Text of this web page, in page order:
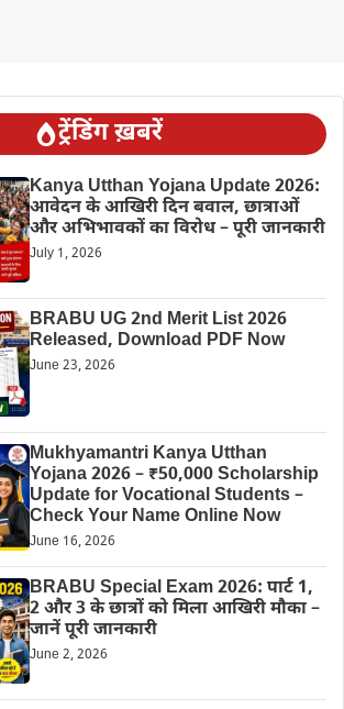
ट्रेंडिंग ख़बरें
Kanya Utthan Yojana Update 2026:
आवेदन के आखिरी दिन बवाल, छात्राओं
और अभिभावकों का विरोध – पूरी जानकारी
July 1, 2026
BRABU UG 2nd Merit List 2026
Released, Download PDF Now
June 23, 2026
Mukhyamantri Kanya Utthan
Yojana 2026 – ₹50,000 Scholarship
Update for Vocational Students –
Check Your Name Online Now
June 16, 2026
BRABU Special Exam 2026: पार्ट 1,
2 और 3 के छात्रों को मिला आखिरी मौका –
जानें पूरी जानकारी
June 2, 2026